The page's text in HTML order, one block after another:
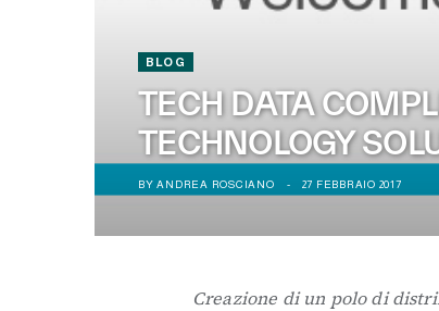
BLOG
TECH DATA
TECHNOLOGY
BY ANDREA ROSCIANO 27 FEBBRAIO 2017
Creazione di un polo di